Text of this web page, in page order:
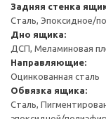
Задняя стенка
Сталь, Эпоксидное/
Дно ящика:
ДСП, Меламиновая
Направляющие:
Оцинкованная сталь
Обвязка ящика:
Сталь,